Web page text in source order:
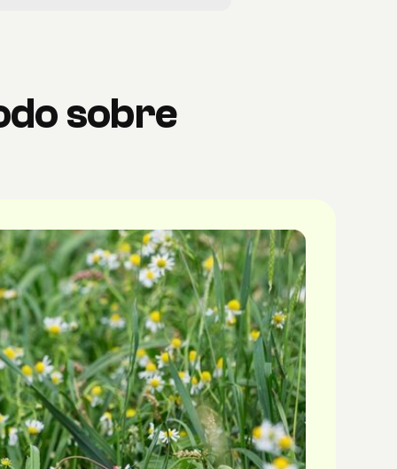
sobre